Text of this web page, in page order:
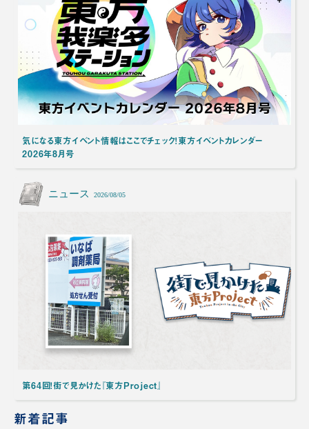
気になる東方イベント情報はここでチェック！東方イベントカレンダー
2026年8月号
ニュース 2026/08/05
第64回！街で見かけた『東方Project』
新着記事